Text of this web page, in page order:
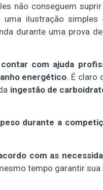
não conseguem
ilustração simples
durante uma prova
com ajuda
energético. É claro
ingestão de
durante a
com as
tempo garantir sua